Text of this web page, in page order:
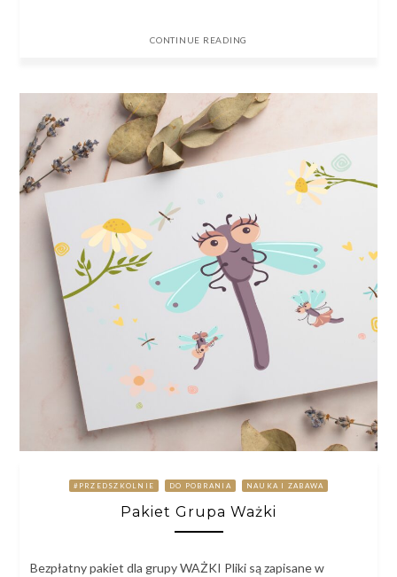
CONTINUE READING
#PRZEDSZKOLNIE DO POBRANIA NAUKA I ZABAWA
Pakiet Grupa Ważki
Bezpłatny pakiet dla grupy WAŻKI Pliki są zapisane w